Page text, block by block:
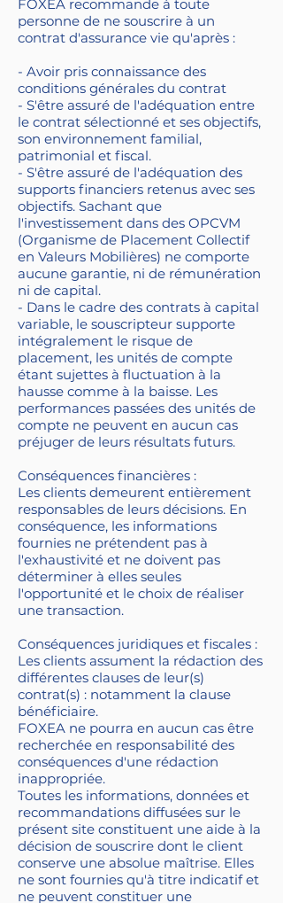
FOXEA recommande à toute
personne de ne souscrire à un
contrat d'assurance vie qu'après :
- Avoir pris connaissance des
conditions générales du contrat
- S'être assuré de l'adéquation entre
le contrat sélectionné et ses objectifs,
son environnement familial,
patrimonial et fiscal.
- S'être assuré de l'adéquation des
supports financiers retenus avec ses
objectifs. Sachant que
l'investissement dans des OPCVM
(Organisme de Placement Collectif
en Valeurs Mobilières) ne comporte
aucune garantie, ni de rémunération
ni de capital.
- Dans le cadre des contrats à capital
variable, le souscripteur supporte
intégralement le risque de
placement, les unités de compte
étant sujettes à fluctuation à la
hausse comme à la baisse. Les
performances passées des unités de
compte ne peuvent en aucun cas
préjuger de leurs résultats futurs.
Conséquences financières :
Les clients demeurent entièrement
responsables de leurs décisions. En
conséquence, les informations
fournies ne prétendent pas à
l'exhaustivité et ne doivent pas
déterminer à elles seules
l'opportunité et le choix de réaliser
une transaction.
Conséquences juridiques et fiscales :
Les clients assument la rédaction des
différentes clauses de leur(s)
contrat(s) : notamment la clause
bénéficiaire.
FOXEA ne pourra en aucun cas être
recherchée en responsabilité des
conséquences d'une rédaction
inappropriée.
Toutes les informations, données et
recommandations diffusées sur le
présent site constituent une aide à la
décision de souscrire dont le client
conserve une absolue maîtrise. Elles
ne sont fournies qu'à titre indicatif et
ne peuvent constituer une